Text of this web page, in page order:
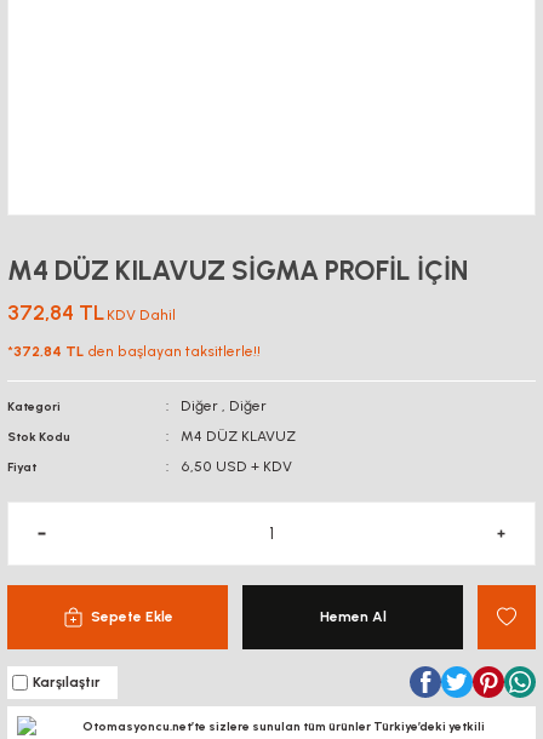
M4 DÜZ KILAVUZ SİGMA PROFİL İÇİN
372,84 TL KDV Dahil
*372,84 TL den başlayan taksitlerle!!
Kategori Diğer , Diğer
Stok Kodu M4 DÜZ KLAVUZ
Fiyat 6,50 USD + KDV
Sepete Ekle Hemen Al
Karşılaştır
Otomasyoncu.net’te sizlere sunulan tüm ürünler Türkiye’deki yetkili